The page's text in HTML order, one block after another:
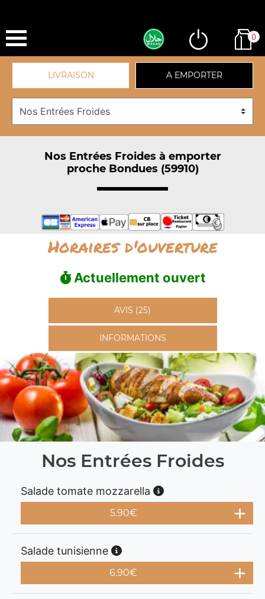
0
LIVRAISON A EMPORTER
Nos Entrées Froides à emporter
proche Bondues (59910)
Horaires d'ouverture
Actuellement ouvert
AVIS (25)
INFORMATIONS
Nos Entrées Froides
Salade tomate mozzarella
5.90€
Salade tunisienne
6.90€